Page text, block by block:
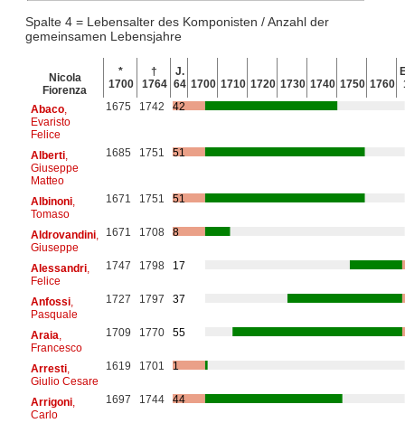
Spalte 4 = Lebensalter des Komponisten / Anzahl der
gemeinsamen Lebensjahre
Nicola
Fiorenza
*
1700
†
1764
J.
64 1700 1710 1720 1730 1740 1750 1760
Abaco,
Evaristo
Felice
1675 1742 42
Alberti,
Giuseppe
Matteo
1685 1751 51
Albinoni,
Tomaso
1671 1751 51
Aldrovandini,
Giuseppe
1671 1708 8
Alessandri,
Felice
1747 1798 17
Anfossi,
Pasquale
1727 1797 37
Araia
Francesco
1709 1770 55
Arresti,
Giulio Cesare
1619 1701 1
Arrigoni,
Carlo
1697 1744 44